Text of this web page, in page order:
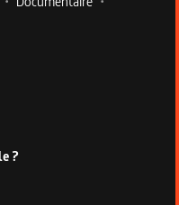
?